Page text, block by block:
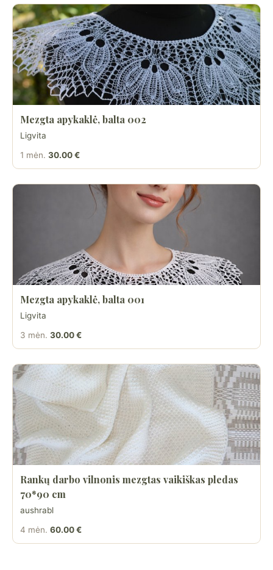
Mezgta apykaklė, balta 002
Ligvita
1 mėn. 30.00 €
Mezgta apykaklė, balta 001
Ligvita
3 mėn. 30.00 €
Rankų darbo vilnonis mezgtas vaikiškas pledas
70*90 cm
aushrabl
4 mėn. 60.00 €